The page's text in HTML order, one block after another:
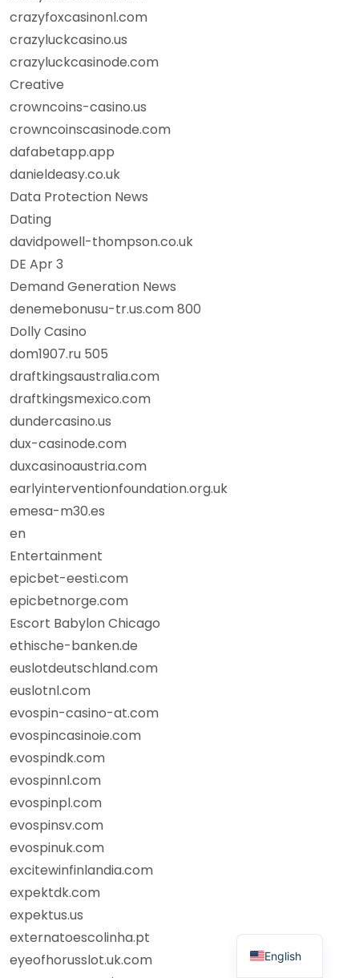
crazyfoxcasinonl.com
crazyluckcasino.us
crazyluckcasinode.com
Creative
crowncoins-casino.us
crowncoinscasinode.com
dafabetapp.app
danieldeasy.co.uk
Data Protection News
Dating
davidpowell-thompson.co.uk
DE Apr 3
Demand Generation News
denemebonusu-tr.us.com 800
Dolly Casino
dom1907.ru 505
draftkingsaustralia.com
draftkingsmexico.com
dundercasino.us
dux-casinode.com
duxcasinoaustria.com
earlyinterventionfoundation.org.uk
emesa-m30.es
en
Entertainment
epicbet-eesti.com
epicbetnorge.com
Escort Babylon Chicago
ethische-banken.de
euslotdeutschland.com
euslotnl.com
evospin-casino-at.com
evospincasinoie.com
evospindk.com
evospinnl.com
evospinpl.com
evospinsv.com
evospinuk.com
excitewinfinlandia.com
expektdk.com
expektus.us
externatoescolinha.pt
eyeofhorusslot.uk.com
English